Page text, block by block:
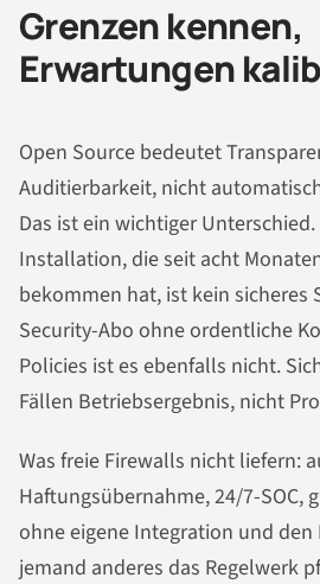
Grenzen kennen,
Erwartungen
Open Source bedeutet
Auditierbarkeit, nicht
Das ist ein wichtiger Unterschied.
Installation, die seit acht
bekommen hat, ist kein sicheres
Security-Abo ohne ordentliche
Policies ist es ebenfalls nicht.
Fällen Betriebsergebnis, nicht
Was freie Firewalls nicht liefern:
Haftungsübernahme, 24/7-SOC,
ohne eigene Integration und den
jemand anderes das Regelwerk